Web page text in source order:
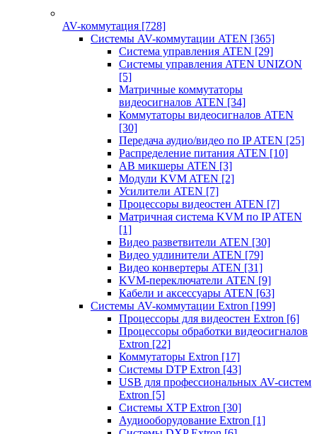
AV-коммутация [728]
Системы AV-коммутации ATEN [365]
Система управления ATEN [29]
Системы управления ATEN UNIZON
[5]
Матричные коммутаторы
видеосигналов ATEN [34]
Коммутаторы видеосигналов ATEN
[30]
Передача аудио/видео по IP ATEN [25]
Распределение питания ATEN [10]
АВ микшеры ATEN [3]
Модули KVM ATEN [2]
Усилители ATEN [7]
Процессоры видеостен ATEN [7]
Матричная система KVM по IP ATEN
[1]
Видео разветвители ATEN [30]
Видео удлинители ATEN [79]
Видео конвертеры ATEN [31]
KVM-переключатели ATEN [9]
Кабели и аксессуары ATEN [63]
Системы AV-коммутации Extron [199]
Процессоры для видеостен Extron [6]
Процессоры обработки видеосигналов
Extron [22]
Коммутаторы Extron [17]
Системы DTP Extron [43]
USB для профессиональных AV-систем
Extron [5]
Системы XTP Extron [30]
Аудиооборудование Extron [1]